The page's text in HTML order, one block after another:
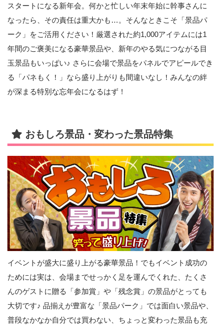
スタートになる新年会。何かと忙しい年末年始に幹事さんに
なったら、その責任は重大かも…。そんなときこそ「景品パ
ーク」をご活用ください！厳選された約1,000アイテムには1
年間のご褒美になる豪華景品や、新年のやる気につながる目
玉景品もいっぱい♪ さらに会場で景品をパネルでアピールでき
る「パネもく！」なら盛り上がりも間違いなし！みんなの絆
が深まる特別な忘年会になるはず！
おもしろ景品・変わった景品特集
イベントが盛大に盛り上がる豪華景品！でもイベント成功の
ためには実は、会場までせっかく足を運んでくれた、たくさ
んのゲストに贈る「参加賞」や「残念賞」の景品がとっても
大切です♪ 品揃えが豊富な「景品パーク」では面白い景品や、
普段なかなか自分では買わない、ちょっと変わった景品も充